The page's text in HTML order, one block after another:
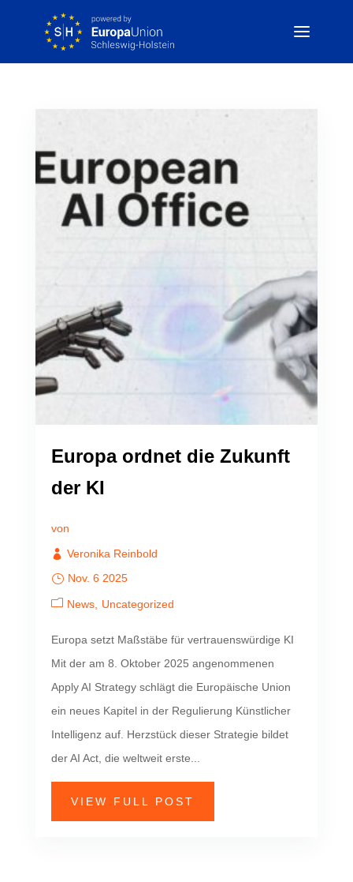
Europa ordnet die Zukunft
der KI
von
Veronika Reinbold
Nov. 6 2025
News Uncategorized
Europa setzt Maßstäbe für vertrauenswürdige KI
Mit der am 8. Oktober 2025 angenommenen
Apply AI Strategy schlägt die Europäische Union
ein neues Kapitel in der Regulierung Künstlicher
Intelligenz auf. Herzstück dieser Strategie bildet
der AI Act, die weltweit erste...
VIEW FULL POST